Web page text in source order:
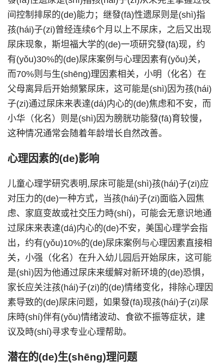
间控制排尿的(de)能力；继發(fā)性遗尿则是(shì)指
孩(hái)子(zi)曾经连续6个月以上不尿床，之后又出现
尿床现象，斯坦福大学的(de)一项研究發(fā)现，约
有(yǒu)30%的(de)尿床案例与心理因素有(yǒu)关，
而70%则与生(shēng)理因素相关，小明（化名）在
父母离异后开始频繁尿床，这可能是(shì)因为孩(hái)
子(zi)通过尿床来表達(dá)内心的(de)焦虑和不安，而
小华（化名）则是(shì)因为膀胱功能發(fā)育较慢，
这种情况通常会随着年龄增长自然改善。
心理因素的(de)影响
儿童心理学研究表明,尿床可能是(shì)孩(hái)子(zi)应
对压力的(de)一种方式，当孩(hái)子(zi)面临入园焦
虑、家庭变故或社交压力時(shí)，可能会无意识地通
过尿床来表達(dá)内心的(de)不安，美国心理学会指
出，约有(yǒu)10%的(de)尿床案例与心理因素直接相
关，小强（化名）在升入幼儿园后开始尿床，这可能
是(shì)因为他通过尿床来缓解对新环境的(de)恐惧，
家长应关注孩(hái)子(zi)的(de)情绪变化，排除心理因
素导致的(de)尿床问题，如果發(fā)现孩(hái)子(zi)尿
床時(shí)伴有(yǒu)情绪波动、食欲不振等症状，建
议及時(shí)寻求专业心理帮助。
潜在的(de)生(shēng)理问题